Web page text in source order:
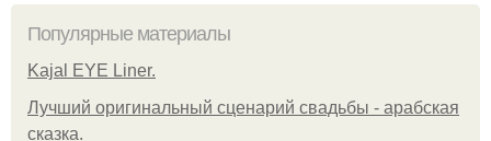
Популярные материалы
Kajal EYE Liner.
Лучший оригинальный сценарий свадьбы - арабская
сказка.